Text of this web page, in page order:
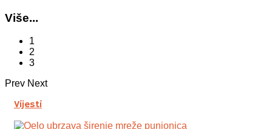
Više...
1
2
3
Prev Next
Vijesti